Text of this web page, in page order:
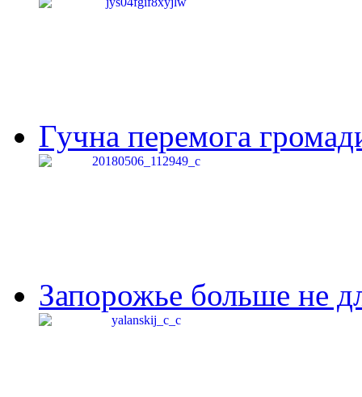
Гучна перемога
Запорожье больше не